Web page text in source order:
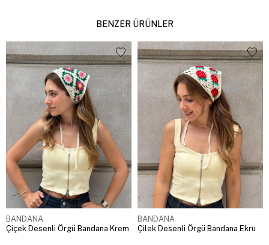
BENZER ÜRÜNLER
BANDANA
Çiçek Desenli Örgü Bandana Krem
BANDANA
Çilek Desenli Örgü Bandana Ekru